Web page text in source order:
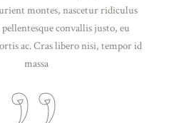
montes, nascetur ridiculus
pellentesque convallis justo, eu
ac. Cras libero nisi, tempor id
massa